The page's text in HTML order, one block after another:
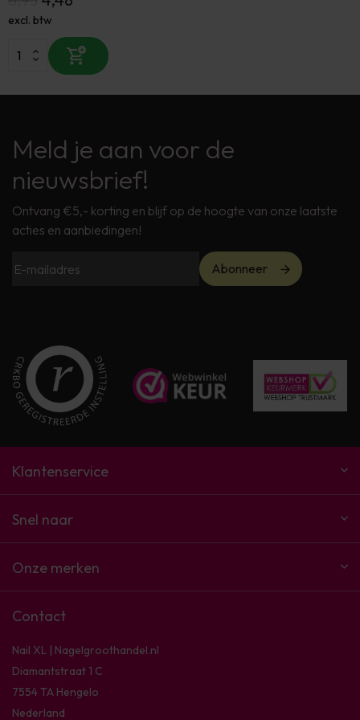
excl. btw
Meld je aan voor de
nieuwsbrief!
Ontvang €5,- korting en blijf op de hoogte van onze laatste
acties en aanbiedingen!
Abonneer
Klantenservice
Snel naar
Onze merken
Contact
Nail XL | Nagelgroothandel.nl
Diamantstraat 1 C
7554 TA Hengelo
Nederland